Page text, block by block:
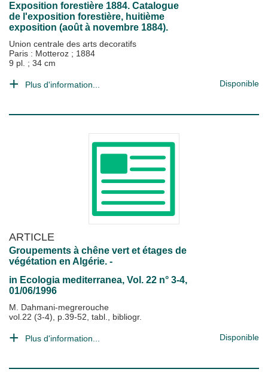
Exposition forestière 1884. Catalogue
de l'exposition forestière, huitième
exposition (août à novembre 1884).
Union centrale des arts decoratifs
Paris : Motteroz ; 1884
9 pl. ; 34 cm
Plus d'information... Disponible
ARTICLE
Groupements à chêne vert et étages de
végétation en Algérie. -
in Ecologia mediterranea, Vol. 22 n° 3-4,
01/06/1996
M. Dahmani-megrerouche
vol.22 (3-4), p.39-52, tabl., bibliogr.
Plus d'information... Disponible